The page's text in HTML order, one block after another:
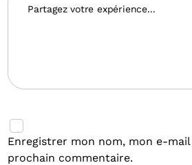
Enregistrer mon nom, mon e-
prochain commentaire.